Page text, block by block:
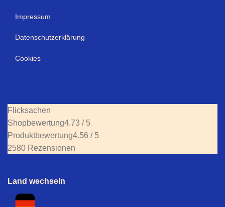
Impressum
Datenschutzerklärung
Cookies
Flicksachen
Shopbewertung4.73 / 5
Produktbewertung4.56 / 5
2580 Rezensionen
Land wechseln